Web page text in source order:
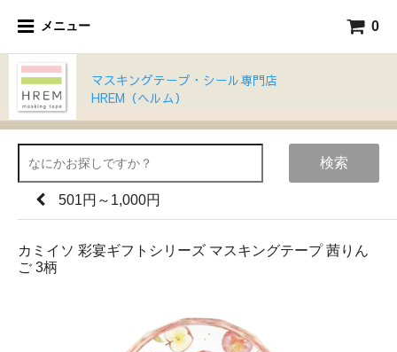
メニュー 0
マスキングテープ・シール専門店
HREM（ヘルム）
検索
501円～1,000円
カミイソ 彩宴ギフトシリーズ マスキングテープ 茜りん
ご 3柄